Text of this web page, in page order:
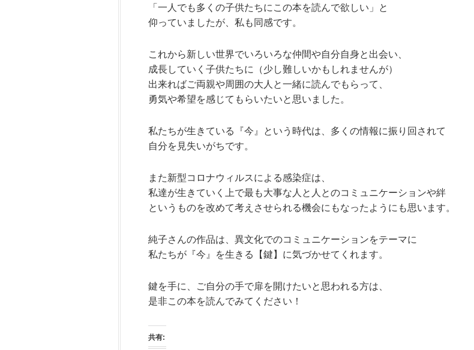
「一人でも多くの子供たちにこの本を読んで欲しい」と
仰っていましたが、私も同感です。
これから新しい世界でいろいろな仲間や自分自身と出会い、
成長していく子供たちに（少し難しいかもしれませんが）
出来ればご両親や周囲の大人と一緒に読んでもらって、
勇気や希望を感じてもらいたいと思いました。
私たちが生きている『今』という時代は、多くの情報に振り回されて
自分を見失いがちです。
また新型コロナウィルスによる感染症は、
私達が生きていく上で最も大事な 人と人とのコミュニケーションや絆
というものを改めて考えさせられる機会にもなったようにも思います。
純子さんの作品は、異文化でのコミュニケーションをテーマに
私たちが『今』を生きる【鍵】に気づかせてくれます。
鍵を手に、ご自分の手で扉を開けたいと思われる方は、
是非この本を読んでみてください！
共有: